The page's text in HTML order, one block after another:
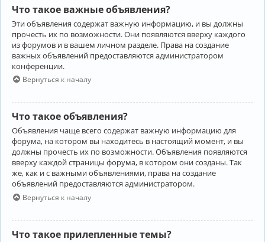
Что такое важные объявления?
Эти объявления содержат важную информацию, и вы должны
прочесть их по возможности. Они появляются вверху каждого
из форумов и в вашем личном разделе. Права на создание
важных объявлений предоставляются администратором
конференции.
Вернуться к началу
Что такое объявления?
Объявления чаще всего содержат важную информацию для
форума, на котором вы находитесь в настоящий момент, и вы
должны прочесть их по возможности. Объявления появляются
вверху каждой страницы форума, в котором они созданы. Так
же, как и с важными объявлениями, права на создание
объявлений предоставляются администратором.
Вернуться к началу
Что такое прилепленные темы?